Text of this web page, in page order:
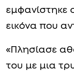
Ο Δήμαρχος
βρέθηκε
Γωγώ
καθισμένη